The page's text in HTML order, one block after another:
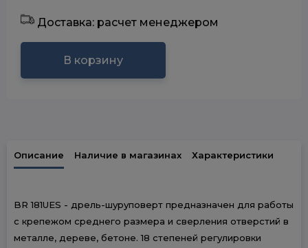
Доставка: расчет менеджером
В корзину
Описание Наличие в магазинах Характеристики
BR 181UES - дрель-шуруповерт предназначен для работы
с крепежом среднего размера и сверления отверстий в
металле, дереве, бетоне. 18 степеней регулировки